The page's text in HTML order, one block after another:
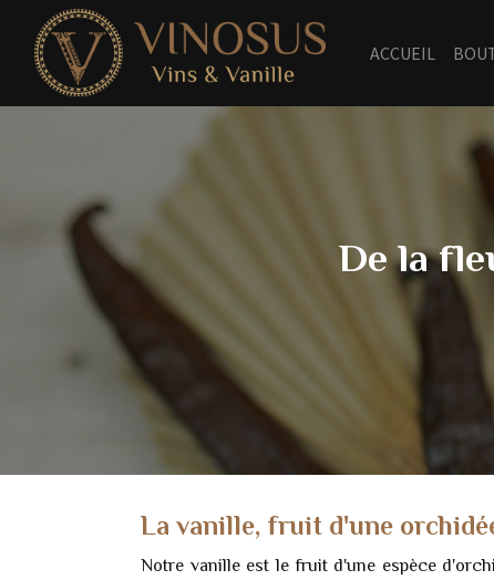
ACCUEIL
De la
La vanille, fruit d'une
Notre vanille est le fruit d'une espèce